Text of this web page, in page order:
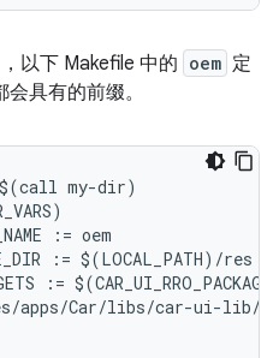
，以下 Makefile 中的 oem 定
具有的前缀。
$(call my-dir)
)
:= oem
:= $(LOCAL_PATH) /res
:= $(
/apps/Car/libs/car-ui-lib/